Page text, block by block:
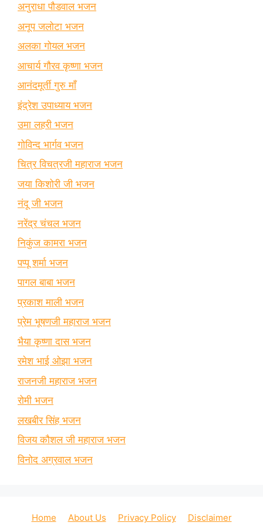
अनुराधा पौडवाल भजन
अनूप जलोटा भजन
अलका गोयल भजन
आचार्य गौरव कृष्णा भजन
आनंदमूर्ती गुरु माँ
इंद्रेश उपाध्याय भजन
उमा लहरी भजन
गोविन्द भार्गव भजन
चित्र विचत्रजी महाराज भजन
जया किशोरी जी भजन
नंदू जी भजन
नरेंद्र चंचल भजन
निकुंज कामरा भजन
पप्पू शर्मा भजन
पागल बाबा भजन
प्रकाश माली भजन
प्रेम भूषणजी महाराज भजन
भैया कृष्णा दास भजन
रमेश भाई ओझा भजन
राजनजी महाराज भजन
रोमी भजन
लखबीर सिंह भजन
विजय कौशल जी महाराज भजन
विनोद अग्रवाल भजन
Home About Us Privacy Policy Disclaimer